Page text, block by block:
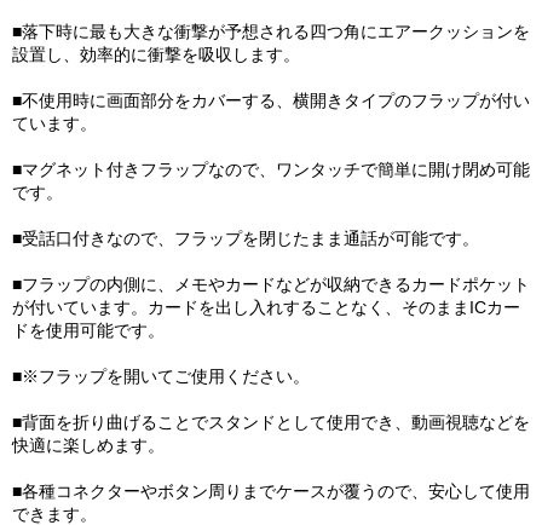
■落下時に最も大きな衝撃が予想される四つ角にエアークッションを
設置し、効率的に衝撃を吸収します。
■不使用時に画面部分をカバーする、横開きタイプのフラップが付い
ています。
■マグネット付きフラップなので、ワンタッチで簡単に開け閉め可能
です。
■受話口付きなので、フラップを閉じたまま通話が可能です。
■フラップの内側に、メモやカードなどが収納できるカードポケット
が付いています。カードを出し入れすることなく、そのままICカー
ドを使用可能です。
■※フラップを開いてご使用ください。
■背面を折り曲げることでスタンドとして使用でき、動画視聴などを
快適に楽しめます。
■各種コネクターやボタン周りまでケースが覆うので、安心して使用
できます。